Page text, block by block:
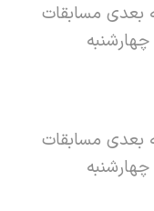
بعدی مسابقات
بعدی مسابقات